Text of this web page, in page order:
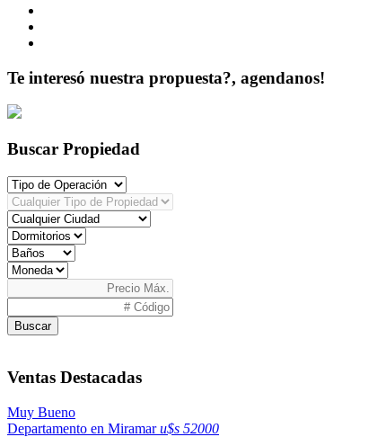
Te interesó nuestra propuesta?, agendanos!
Buscar Propiedad
Buscar
Ventas Destacadas
Muy Bueno
Departamento en Miramaru$s 52000